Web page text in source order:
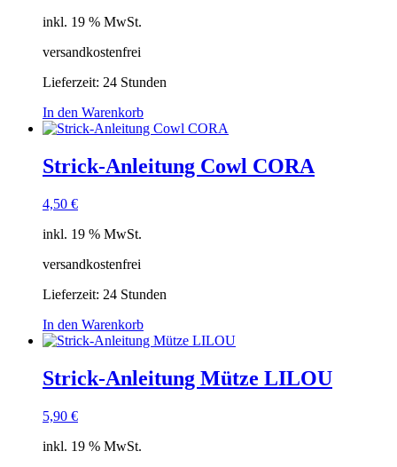
inkl. 19 % MwSt.
versandkostenfrei
Lieferzeit: 24 Stunden
In den Warenkorb
Strick-Anleitung Cowl CORA
4,50 €
inkl. 19 % MwSt.
versandkostenfrei
Lieferzeit: 24 Stunden
In den Warenkorb
Strick-Anleitung Mütze LILOU
5,90 €
inkl. 19 % MwSt.